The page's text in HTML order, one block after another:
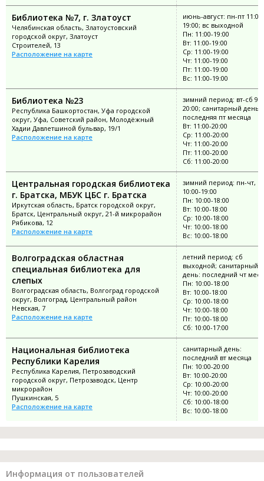
Библиотека №7, г. Златоуст
Челябинская область, Златоустовский
городской округ, Златоуст
Строителей, 13
Расположение на карте
июнь-август: пн-пт 11:00-
19:00; вс выходной
Пн: 11:00-19:00
Вт: 11:00-19:00
Ср: 11:00-19:00
Чт: 11:00-19:00
Пт: 11:00-19:00
Вс: 11:00-19:00
Библиотека №23
Республика Башкортостан, Уфа городской
округ, Уфа, Советский район, Молодёжный
Хадии Давлетшиной бульвар, 19/1
Расположение на карте
зимний период: вт-сб
20:00; санитарный день:
последняя пт месяца
Вт: 11:00-20:00
Ср: 11:00-20:00
Чт: 11:00-20:00
Пт: 11:00-20:00
Сб: 11:00-20:00
Центральная городская библиотека
г. Братска, МБУК ЦБС г. Братска
Иркутская область, Братск городской округ,
Братск, Центральный округ, 21-й микрорайон
Рябикова, 12
Расположение на карте
зимний период: пн-чт,
10:00-19:00
Пн: 10:00-18:00
Вт: 10:00-18:00
Ср: 10:00-18:00
Чт: 10:00-18:00
Вс: 10:00-18:00
Волгоградская областная
специальная библиотека для
слепых
Волгоградская область, Волгоград городской
округ, Волгоград, Центральный район
Невская, 7
Расположение на карте
летний период: сб
выходной; санитарный
день: последний чт
Пн: 10:00-18:00
Вт: 10:00-18:00
Ср: 10:00-18:00
Чт: 10:00-18:00
Пт: 10:00-18:00
Сб: 10:00-17:00
Национальная библиотека
Республики Карелия
Республика Карелия, Петрозаводский
городской округ, Петрозаводск, Центр
микрорайон
Пушкинская, 5
Расположение на карте
санитарный день:
последний вт месяца
Пн: 10:00-20:00
Вт: 10:00-20:00
Ср: 10:00-20:00
Чт: 10:00-20:00
Сб: 10:00-18:00
Вс: 10:00-18:00
Информация от пользователей